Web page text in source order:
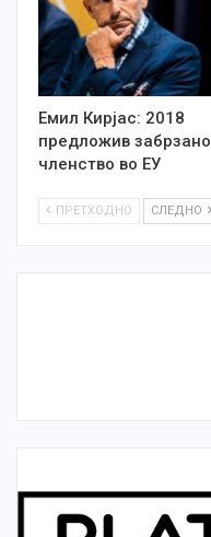
Емил Кирјас: 2018
предложив забрзано
членство во ЕУ
ПРЕТХОДНО СЛЕДНО